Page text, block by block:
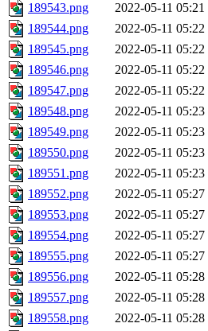
189543.png
2022-05-11 05:21
189544.png
2022-05-11 05:22
189545.png
2022-05-11 05:22
189546.png
2022-05-11 05:22
189547.png
2022-05-11 05:22
189548.png
2022-05-11 05:23
189549.png
2022-05-11 05:23
189550.png
2022-05-11 05:23
189551.png
2022-05-11 05:23
189552.png
2022-05-11 05:27
189553.png
2022-05-11 05:27
189554.png
2022-05-11 05:27
189555.png
2022-05-11 05:27
189556.png
2022-05-11 05:28
189557.png
2022-05-11 05:28
189558.png
2022-05-11 05:28